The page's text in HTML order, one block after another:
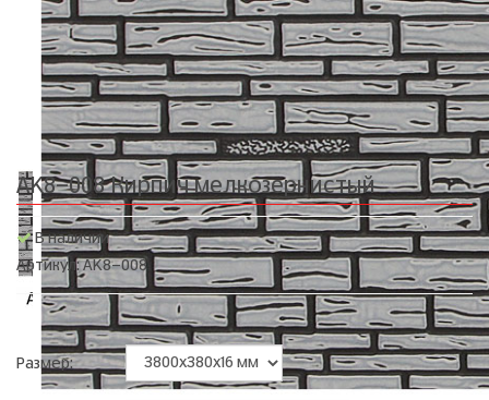
AK8-008 Кирпич мелкозернистый
В наличии
Артикул: AK8-008
Размер: